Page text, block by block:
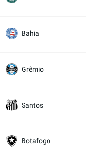
Bahia
Grêmio
Santos
Botafogo